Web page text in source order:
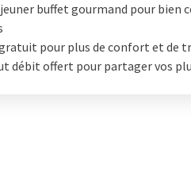
uniquement entre le8 et le
l’événement, vibrez avec les
buffet gourmand pour bien
pour plus de confort et de
débit offert pour partager vos